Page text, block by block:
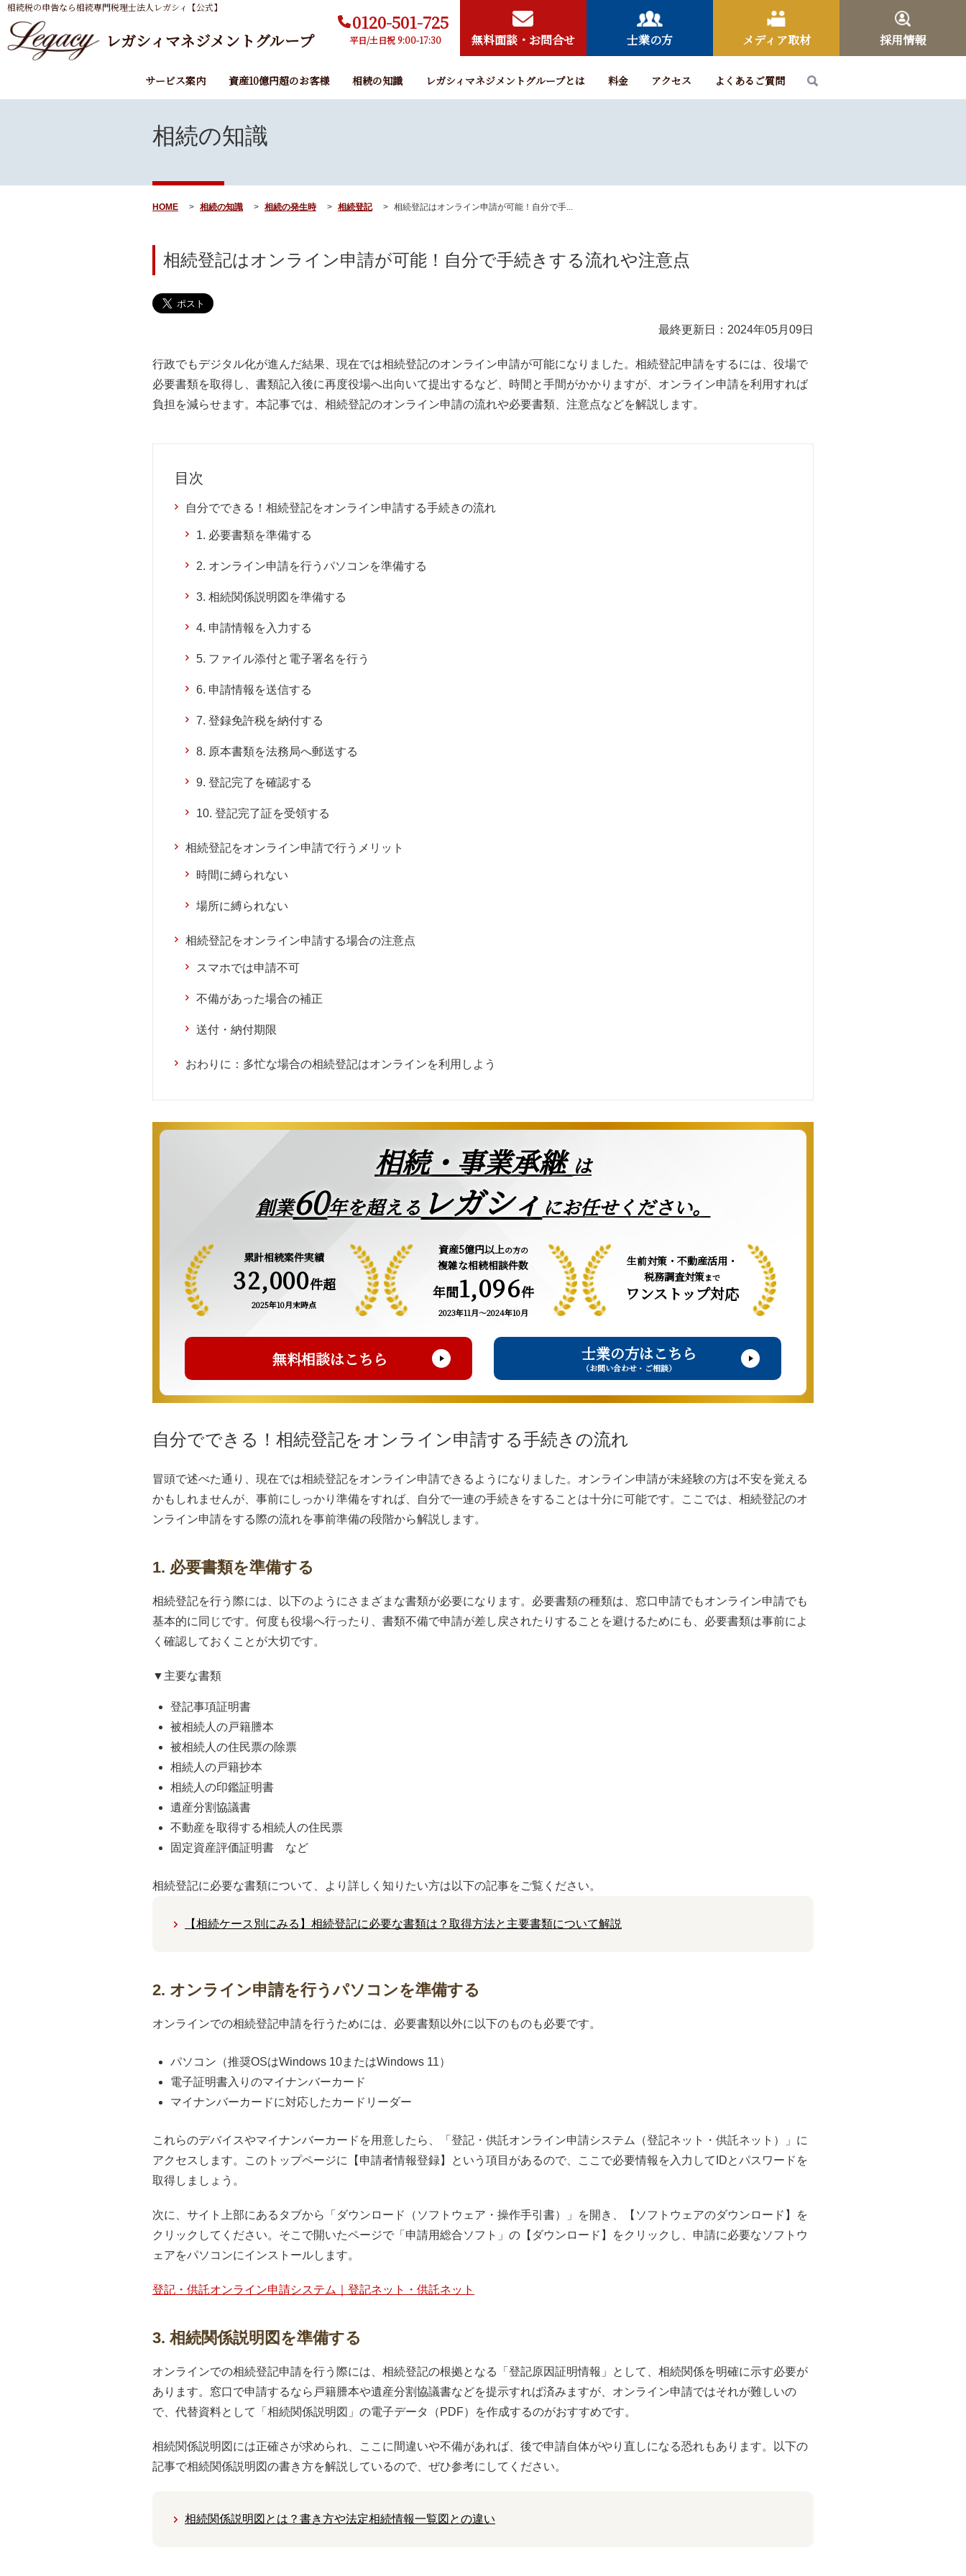
相続税の申告なら相続専門税理士法人レガシィ【公式】
レガシィマネジメントグループ
0120-501-725
平日/土日祝 9:00-17:30 無料面談・お問合せ 士業の方 メディア取材 採用情報
サービス案内 資産10億円超のお客様 相続の知識 レガシィマネジメントグループとは 料金 アクセス よくあるご質問
相続の知識
HOME 相続の知識 相続の発生時 相続登記 相続登記はオンライン申請が可能！自分で手...
相続登記はオンライン申請が可能！自分で手続きする流れや注意点
最終更新日：2024年05月09日
行政でもデジタル化が進んだ結果、現在では相続登記のオンライン申請が可能になりました。相続登記申請をするには、役場で
必要書類を取得し、書類記入後に再度役場へ出向いて提出するなど、時間と手間がかかりますが、オンライン申請を利用すれば
負担を減らせます。本記事では、相続登記のオンライン申請の流れや必要書類、注意点などを解説します。
目次
自分でできる！相続登記をオンライン申請する手続きの流れ
1. 必要書類を準備する
2. オンライン申請を行うパソコンを準備する
3. 相続関係説明図を準備する
4. 申請情報を入力する
5. ファイル添付と電子署名を行う
6. 申請情報を送信する
7. 登録免許税を納付する
8. 原本書類を法務局へ郵送する
9. 登記完了を確認する
10. 登記完了証を受領する
相続登記をオンライン申請で行うメリット
時間に縛られない
場所に縛られない
相続登記をオンライン申請する場合の注意点
スマホでは申請不可
不備があった場合の補正
送付・納付期限
おわりに：多忙な場合の相続登記はオンラインを利用しよう
相続・事業承継 は
創業60年を超える レガシィ にお任せください。
累計相続案件実績
32,000件超
2025年10月末時点
資産5億円以上の方の
複雑な相続相談件数
年間1,096件
2023年11月～2024年10月
生前対策・不動産活用・
税務調査対策まで
ワンストップ対応
無料相談はこちら 士業の方はこちら
（お問い合わせ・ご相談）
自分でできる！相続登記をオンライン申請する手続きの流れ
冒頭で述べた通り、現在では相続登記をオンライン申請できるようになりました。オンライン申請が未経験の方は不安を覚える
かもしれませんが、事前にしっかり準備をすれば、自分で一連の手続きをすることは十分に可能です。ここでは、相続登記のオ
ンライン申請をする際の流れを事前準備の段階から解説します。
1. 必要書類を準備する
相続登記を行う際には、以下のようにさまざまな書類が必要になります。必要書類の種類は、窓口申請でもオンライン申請でも
基本的に同じです。何度も役場へ行ったり、書類不備で申請が差し戻されたりすることを避けるためにも、必要書類は事前によ
く確認しておくことが大切です。
▼主要な書類
登記事項証明書
被相続人の戸籍謄本
被相続人の住民票の除票
相続人の戸籍抄本
相続人の印鑑証明書
遺産分割協議書
不動産を取得する相続人の住民票
固定資産評価証明書 など
相続登記に必要な書類について、より詳しく知りたい方は以下の記事をご覧ください。
【相続ケース別にみる】相続登記に必要な書類は？取得方法と主要書類について解説
2. オンライン申請を行うパソコンを準備する
オンラインでの相続登記申請を行うためには、必要書類以外に以下のものも必要です。
パソコン（推奨OSはWindows 10またはWindows 11）
電子証明書入りのマイナンバーカード
マイナンバーカードに対応したカードリーダー
これらのデバイスやマイナンバーカードを用意したら、「登記・供託オンライン申請システム（登記ネット・供託ネット）」に
アクセスします。このトップページに【申請者情報登録】という項目があるので、ここで必要情報を入力してIDとパスワードを
取得しましょう。
次に、サイト上部にあるタブから「ダウンロード（ソフトウェア・操作手引書）」を開き、【ソフトウェアのダウンロード】を
クリックしてください。そこで開いたページで「申請用総合ソフト」の【ダウンロード】をクリックし、申請に必要なソフトウ
ェアをパソコンにインストールします。
登記・供託オンライン申請システム｜登記ネット・供託ネット
3. 相続関係説明図を準備する
オンラインでの相続登記申請を行う際には、相続登記の根拠となる「登記原因証明情報」として、相続関係を明確に示す必要が
あります。窓口で申請するなら戸籍謄本や遺産分割協議書などを提示すれば済みますが、オンライン申請ではそれが難しいの
で、代替資料として「相続関係説明図」の電子データ（PDF）を作成するのがおすすめです。
相続関係説明図には正確さが求められ、ここに間違いや不備があれば、後で申請自体がやり直しになる恐れもあります。以下の
記事で相続関係説明図の書き方を解説しているので、ぜひ参考にしてください。
相続関係説明図とは？書き方や法定相続情報一覧図との違い